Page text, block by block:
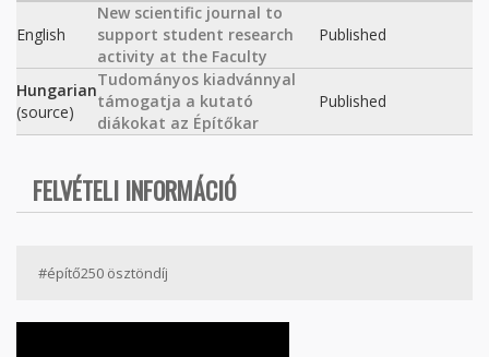
English
New scientific journal to
support student research
activity at the Faculty
Published
Hungarian
(source)
Tudományos kiadvánnyal
támogatja a kutató
diákokat az Építőkar
Published
FELVÉTELI INFORMÁCIÓ
#építő250 ösztöndíj